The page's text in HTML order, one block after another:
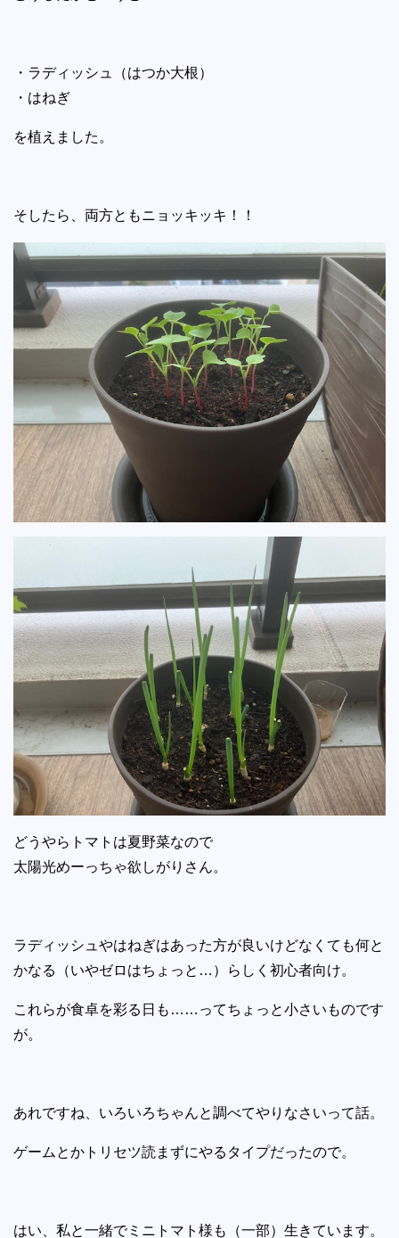
・ラディッシュ（はつか大根）
・はねぎ
を植えました。
そしたら、両方ともニョッキッキ！！
どうやらトマトは夏野菜なので
太陽光めーっちゃ欲しがりさん。
ラディッシュやはねぎはあった方が良いけどなくても何と
かなる（いやゼロはちょっと…）らしく初心者向け。
これらが食卓を彩る日も……ってちょっと小さいものです
が。
あれですね、いろいろちゃんと調べてやりなさいって話。
ゲームとかトリセツ読まずにやるタイプだったので。
はい、私と一緒でミニトマト様も（一部）生きています。